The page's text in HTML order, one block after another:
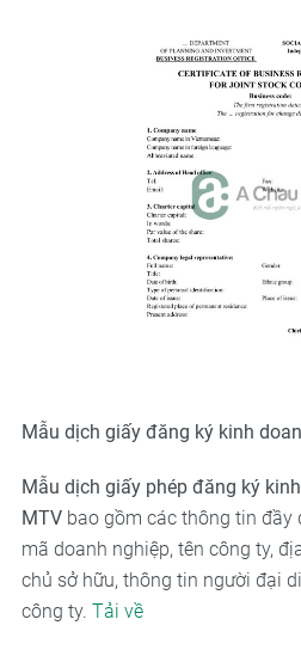
Mẫu dịch giấy đăng ký kinh
Mẫu dịch giấy phép đăng ký
MTVbao gồm các thông tin đầy
mã doanh nghiệp, tên công ty,
chủ sở hữu, thông tin người đại
công ty. Tải về